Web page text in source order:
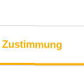
Zustimmung